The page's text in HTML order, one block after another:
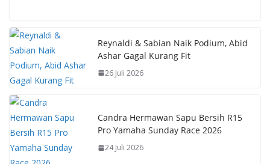
e
b
o
o
k
s
A
p
e
st
y
Li
n
Reynaldi & Sabian Naik Podium, Abid
Ashar Gagal Kurang Fit
26 Juli 2026
Candra Hermawan Sapu Bersih R15
Pro Yamaha Sunday Race 2026
24 Juli 2026